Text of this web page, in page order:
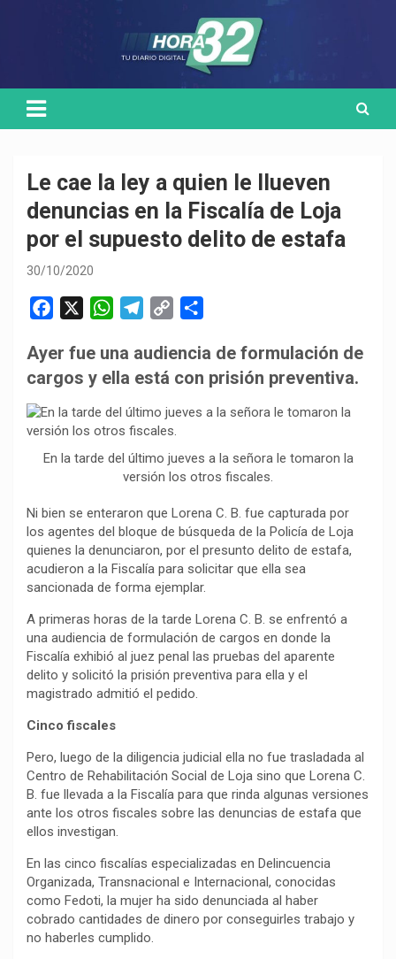
Le cae la ley a quien le llueven
denuncias en la Fiscalía de Loja
por el supuesto delito de estafa
30/10/2020
c
e
o
k
W
a
t
A
p
l
e
r
m
p
y
i
k
m
p
r
i
Ayer fue una audiencia de formulación de
cargos y ella está con prisión preventiva.
En la tarde del último jueves a la señora le tomaron la
versión los otros fiscales.
Ni bien se enteraron que Lorena C. B. fue capturada por
los agentes del bloque de búsqueda de la Policía de Loja
quienes la denunciaron, por el presunto delito de estafa,
acudieron a la Fiscalía para solicitar que ella sea
sancionada de forma ejemplar.
A primeras horas de la tarde Lorena C. B. se enfrentó a
una audiencia de formulación de cargos en donde la
Fiscalía exhibió al juez penal las pruebas del aparente
delito y solicitó la prisión preventiva para ella y el
magistrado admitió el pedido.
Cinco fiscales
Pero, luego de la diligencia judicial ella no fue trasladada al
Centro de Rehabilitación Social de Loja sino que Lorena C.
B. fue llevada a la Fiscalía para que rinda algunas versiones
ante los otros fiscales sobre las denuncias de estafa que
ellos investigan.
En las cinco fiscalías especializadas en Delincuencia
Organizada, Transnacional e Internacional, conocidas
como Fedoti, la mujer ha sido denunciada al haber
cobrado cantidades de dinero por conseguirles trabajo y
no haberles cumplido.